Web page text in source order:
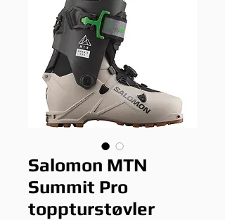
Salomon MTN
Summit Pro
toppturstøvler